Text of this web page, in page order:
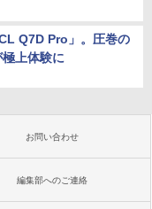
Q7D Pro」。圧巻の
上体験に
お問い合わせ
編集部へのご連絡